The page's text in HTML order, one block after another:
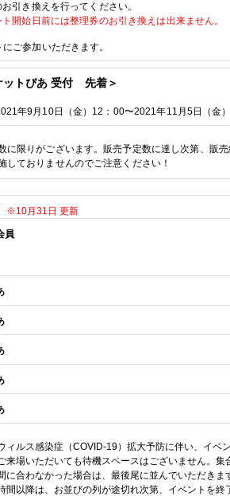
引き換えを行ってください。
ト開始日前には整理券のお引き換えは出来ません。
ご参加いただきます。
ットぴあ 受付 先着＞
年9月10日（金）12：00〜2021年11月5日（金
に限りがございます。販売予定数に達し次第、販売
しておりませんのでご注意ください！
※10月31日 更新
員
ィルス感染症（COVID-19）拡大予防に伴い、イベ
来場いただいても待機スペースはございません。集
に合わなかった場合は、最後尾に並んでいただきま
間以降は、お並びの列が途切れ次第、イベントを終